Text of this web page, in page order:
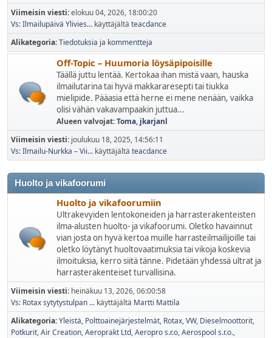
Viimeisin viesti:elokuu 04, 2026, 18:00:20
Vs: Ilmailupäivä Ylivies... käyttäjältä teacdance
Alikategoria Tiedotuksia ja kommentteja
Off-Topic – Huumoria löysäpipoisille
Täällä juttu lentää. Kertokaa ihan mistä vaan, hauska
ilmailutarina tai hyvä makkararesepti tai tiukka
mielipide. Pääasia että herne ei mene nenään, vaikka
olisi vähän vakavampaakin juttua...
Alueen valvojat:Toma, jkarjanl
Viimeisin viesti: joulukuu 18, 2025, 14:56:11
Vs: Ilmailu-Nurkka – Vii... käyttäjältä teacdance
Huolto ja vikafoorumi
Huolto ja vikafoorumiin
Ultrakevyiden lentokoneiden ja harrasterakenteisten
ilma-alusten huolto- ja vikafoorumi. Oletko havainnut
vian josta on hyvä kertoa muille harrasteilmailijoille tai
oletko löytänyt huoltovaatimuksia tai vikoja koskevia
ilmoituksia, kerro siitä tänne. Pidetään yhdessä ultrat ja
harrasterakenteiset turvallisina.
Viimeisin viesti: heinäkuu 13, 2026, 06:00:58
Vs: Rotax sytytystulpan ... käyttäjältä Martti Mattila
Alikategoria Yleistä Polttoainejärjestelmät Rotax VW Dieselmoottorit
Potkurit Air Creation Aeroprakt Ltd Aeropro s.r.o Aerospool s.r.o.